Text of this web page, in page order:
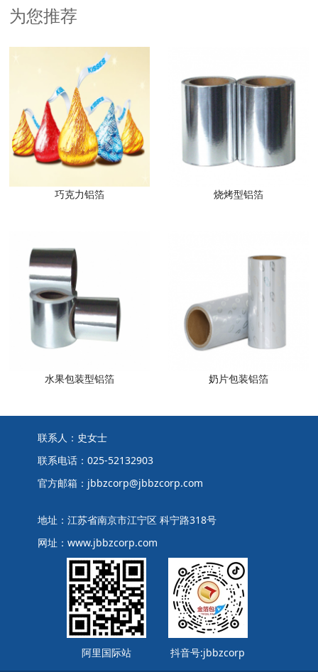
为您推荐
巧克力铝箔 烧烤型铝箔
水果包装型铝箔 奶片包装铝箔
联系人：史女士
联系电话：025-52132903
官方邮箱：jbbzcorp@jbbzcorp.com
地址：江苏省南京市江宁区 科宁路318号
网址：www.jbbzcorp.com
阿里国际站 抖音号:jbbzcorp